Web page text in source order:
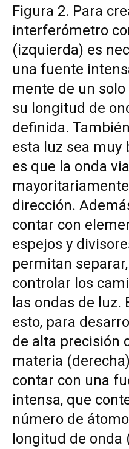
Figura 2. Para
interferómetro
(izquierda) es
una fuente
mente de un solo
su longitud de
definida.
esta luz sea muy
es que la onda
dirección.
contar con
espejos y
permitan
controlar los
las ondas de luz.
esto, para
de alta precisión
materia
contar con una
intensa, que
número de
longitud de onda